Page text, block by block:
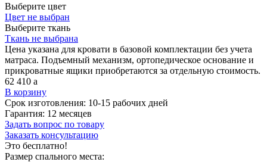
Выберите цвет
Цвет не выбран
Выберите ткань
Ткань не выбрана
Цена указана для кровати в базовой комплектации без учета
матраса. Подъемный механизм, ортопедическое основание и
прикроватные ящики приобретаются за отдельную стоимость.
62 410 a
В корзину
Срок изготовления: 10-15 рабочих дней
Гарантия: 12 месяцев
Задать вопрос по товару
Заказать консультацию
Это бесплатно!
Размер спального места: